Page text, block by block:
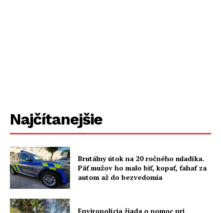
Najčítanejšie
Brutálny útok na 20 ročného mladíka.
Päť mužov ho malo biť, kopať, ťahať za
autom až do bezvedomia
Enviropolícia žiada o pomoc pri